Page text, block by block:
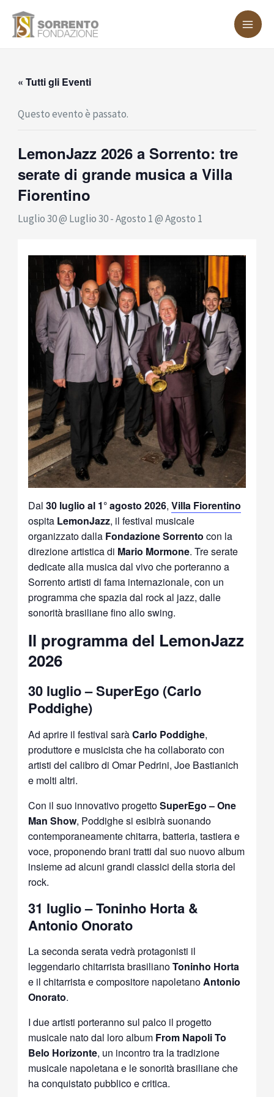
« Tutti gli Eventi
Questo evento è passato.
LemonJazz 2026 a Sorrento: tre
serate di grande musica a Villa
Fiorentino
Luglio 30 @ Luglio 30-Agosto 1 @ Agosto 1
Dal30 luglio al 1° agosto 2026,Villa Fiorentino
ospita LemonJazz, il festival musicale
organizzato dalla Fondazione Sorrento con la
direzione artistica di Mario Mormone. Tre serate
dedicate alla musica dal vivo che porteranno a
Sorrento artisti di fama internazionale, con un
programma che spazia dal rock al jazz, dalle
sonorità brasiliane fino allo swing.
Il programma del LemonJazz
2026
30 luglio – SuperEgo (Carlo
Poddighe)
Ad aprire il festival saràCarlo Poddighe,
produttore e musicista che ha collaborato con
artisti del calibro di Omar Pedrini, Joe Bastianich
e molti altri.
Con il suo innovativo progettoSuperEgo – One
Man Show, Poddighe si esibirà suonando
contemporaneamente chitarra, batteria, tastiera e
voce, proponendo brani tratti dal suo nuovo album
insieme ad alcuni grandi classici della storia del
rock.
31 luglio – Toninho Horta &
Antonio Onorato
La seconda serata vedrà protagonisti il
leggendario chitarrista brasilianoToninho Horta
e il chitarrista e compositore napoletanoAntonio
Onorato.
I due artisti porteranno sul palco il progetto
musicale nato dal loro album From Napoli To
Belo Horizonte, un incontro tra la tradizione
musicale napoletana e le sonorità brasiliane che
ha conquistato pubblico e critica.